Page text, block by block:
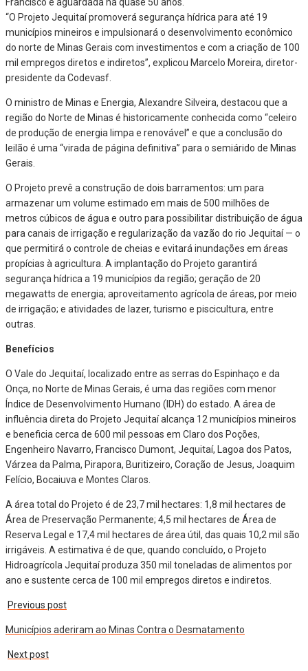
“O Projeto Jequitaí promoverá segurança hídrica para até 19
municípios mineiros e impulsionará o desenvolvimento econômico
do norte de Minas Gerais com investimentos e com a criação de 100
mil empregos diretos e indiretos”, explicou Marcelo Moreira, diretor-
presidente da Codevasf.
O ministro de Minas e Energia, Alexandre Silveira, destacou que a
região do Norte de Minas é historicamente conhecida como “celeiro
de produção de energia limpa e renovável” e que a conclusão do
leilão é uma “virada de página definitiva” para o semiárido de Minas
Gerais.
O Projeto prevê a construção de dois barramentos: um para
armazenar um volume estimado em mais de 500 milhões de
metros cúbicos de água e outro para possibilitar distribuição de água
para canais de irrigação e regularização da vazão do rio Jequitaí — o
que permitirá o controle de cheias e evitará inundações em áreas
propícias à agricultura. A implantação do Projeto garantirá
segurança hídrica a 19 municípios da região; geração de 20
megawatts de energia; aproveitamento agrícola de áreas, por meio
de irrigação; e atividades de lazer, turismo e piscicultura, entre
outras.
Benefícios
O Vale do Jequitaí, localizado entre as serras do Espinhaço e da
Onça, no Norte de Minas Gerais, é uma das regiões com menor
Índice de Desenvolvimento Humano (IDH) do estado. A área de
influência direta do Projeto Jequitaí alcança 12 municípios mineiros
e beneficia cerca de 600 mil pessoas em Claro dos Poções,
Engenheiro Navarro, Francisco Dumont, Jequitaí, Lagoa dos Patos,
Várzea da Palma, Pirapora, Buritizeiro, Coração de Jesus, Joaquim
Felício, Bocaiuva e Montes Claros.
A área total do Projeto é de 23,7 mil hectares: 1,8 mil hectares de
Área de Preservação Permanente; 4,5 mil hectares de Área de
Reserva Legal e 17,4 mil hectares de área útil, das quais 10,2 mil são
irrigáveis. A estimativa é de que, quando concluído, o Projeto
Hidroagrícola Jequitaí produza 350 mil toneladas de alimentos por
ano e sustente cerca de 100 mil empregos diretos e indiretos.
Previous post
Municípios aderiram ao Minas Contra o Desmatamento
Next post